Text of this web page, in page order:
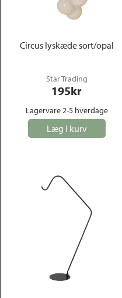
Circus lyskæde sort/opal
Star Trading
195kr
Lagervare 2-5 hverdage
Læg i kurv